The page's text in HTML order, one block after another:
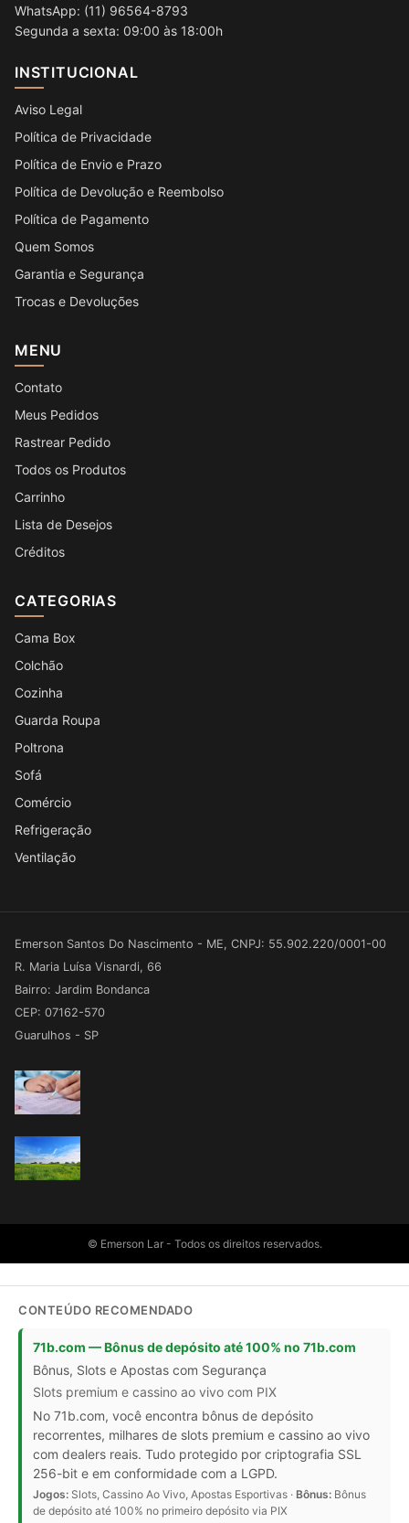
WhatsApp: (11) 96564-8793
Segunda a sexta: 09:00 às 18:00h
INSTITUCIONAL
Aviso Legal
Política de Privacidade
Política de Envio e Prazo
Política de Devolução e Reembolso
Política de Pagamento
Quem Somos
Garantia e Segurança
Trocas e Devoluções
MENU
Contato
Meus Pedidos
Rastrear Pedido
Todos os Produtos
Carrinho
Lista de Desejos
Créditos
CATEGORIAS
Cama Box
Colchão
Cozinha
Guarda Roupa
Poltrona
Sofá
Comércio
Refrigeração
Ventilação
Emerson Santos Do Nascimento - ME, CNPJ: 55.902.220/0001-00
R. Maria Luísa Visnardi, 66
Bairro: Jardim Bondanca
CEP: 07162-570
Guarulhos - SP
© Emerson Lar - Todos os direitos reservados.
CONTEÚDO RECOMENDADO
71b.com — Bônus de depósito até 100% no 71b.com
Bônus, Slots e Apostas com Segurança
Slots premium e cassino ao vivo com PIX
No 71b.com, você encontra bônus de depósito
recorrentes, milhares de slots premium e cassino ao vivo
com dealers reais. Tudo protegido por criptografia SSL
256-bit e em conformidade com a LGPD.
Jogos: Slots, Cassino Ao Vivo, Apostas Esportivas · Bônus: Bônus
de depósito até 100% no primeiro depósito via PIX